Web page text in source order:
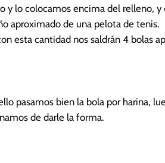
y lo colocamos encima del relleno, y
aproximado de una pelota de tenis.
esta cantidad nos saldrán 4 bolas
pasamos bien la bola por harina,
de darle la forma.